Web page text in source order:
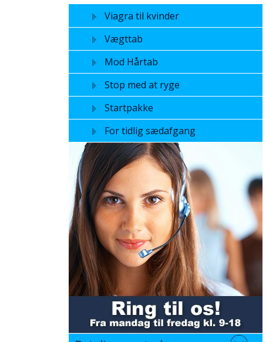
Viagra til kvinder
Vægttab
Mod Hårtab
Stop med at ryge
Startpakke
For tidlig sædafgang